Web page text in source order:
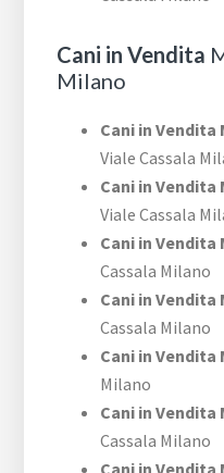
Cani in Vendita
Milano
Cani in
Viale Cassala
Cani in
Viale Cassala
Cani in Vendita
Cassala Milano
Cani in
Cassala Milano
Cani in
Milano
Cani in
Cassala Milano